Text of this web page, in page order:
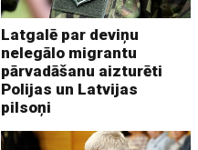
Latgalē par deviņu
nelegālo migrantu
pārvadāšanu aizturēti
Polijas un Latvijas
pilsoņi